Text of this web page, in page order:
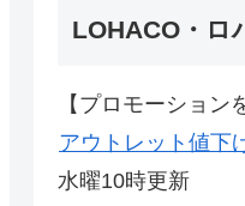
LOHACO・ロ
【プロモーション
アウトレット値下
水曜10時更新